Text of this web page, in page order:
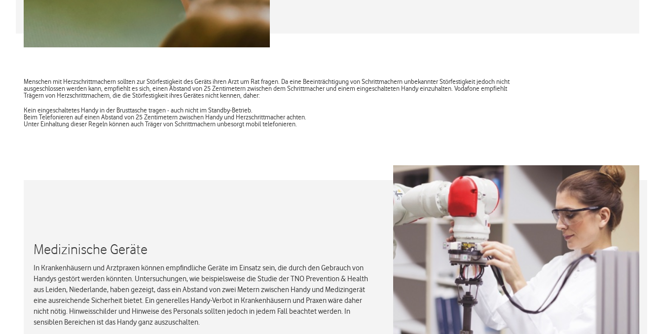
Menschen mit Herzschrittmachern sollten zur Störfestigkeit des Geräts ihren Arzt um Rat fragen. Da eine Beeinträchtigung von Schrittmachern unbekannter Störfestigkeit jedoch nicht
ausgeschlossen werden kann, empfiehlt es sich, einen Abstand von 25 Zentimetern zwischen dem Schrittmacher und einem eingeschalteten Handy einzuhalten. Vodafone empfiehlt
Trägern von Herzschrittmachern, die die Störfestigkeit ihres Gerätes nicht kennen, daher:
Kein eingeschaltetes Handy in der Brusttasche tragen - auch nicht im Standby-Betrieb.
Beim Telefonieren auf einen Abstand von 25 Zentimetern zwischen Handy und Herzschrittmacher achten.
Unter Einhaltung dieser Regeln können auch Träger von Schrittmachern unbesorgt mobil telefonieren.
Medizinische Geräte
In Krankenhäusern und Arztpraxen können empfindliche Geräte im Einsatz sein, die durch den Gebrauch von
Handys gestört werden könnten. Untersuchungen, wie beispielsweise die Studie der TNO Prevention & Health
aus Leiden, Niederlande, haben gezeigt, dass ein Abstand von zwei Metern zwischen Handy und Medizingerät
eine ausreichende Sicherheit bietet. Ein generelles Handy-Verbot in Krankenhäusern und Praxen wäre daher
nicht nötig. Hinweisschilder und Hinweise des Personals sollten jedoch in jedem Fall beachtet werden. In
sensiblen Bereichen ist das Handy ganz auszuschalten.